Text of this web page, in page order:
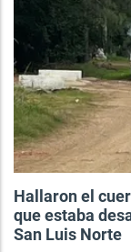
Hallaron el
que estaba
San Luis Norte